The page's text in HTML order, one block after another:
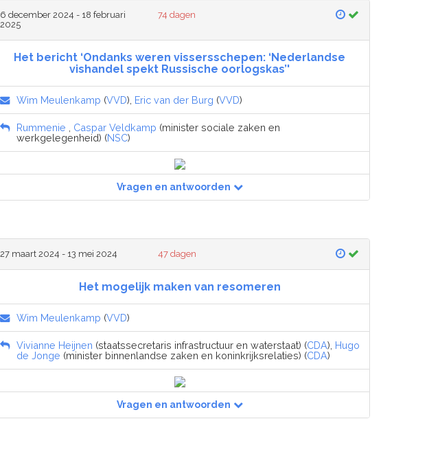
6 december 2024 - 18 februari
2025
74 dagen
Het bericht ‘Ondanks weren vissersschepen: ‘Nederlandse
vishandel spekt Russische oorlogskas’'
Wim Meulenkamp (VVD), Eric van der Burg (VVD)
Rummenie Caspar Veldkamp (minister sociale zaken en
werkgelegenheid) (NSC)
Vragen en antwoorden
27 maart 2024 - 13 mei 2024 47 dagen
Het mogelijk maken van resomeren
Wim Meulenkamp (VVD)
Vivianne Heijnen (staatssecretaris infrastructuur en waterstaat) (CDA), Hugo
de Jonge (minister binnenlandse zaken en koninkrijksrelaties) (CDA)
Vragen en antwoorden